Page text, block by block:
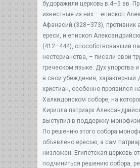
будоражили церковь в 4–5 вв.
известные из них – епископ
Афанасий (328–373), противник
ереси, и епископ
(412–444), способствовавший
несторианства, – писали свои
греческом языке. Дух упорства
в свои убеждения, характерный
христиан, особенно проявился
Халкидонском соборе, на
Кирилла патриарх
выступил в поддержку
По решению этого собора
объявлено ересью, а сам
низложен. Египетская церковь
подчиниться решению собора,